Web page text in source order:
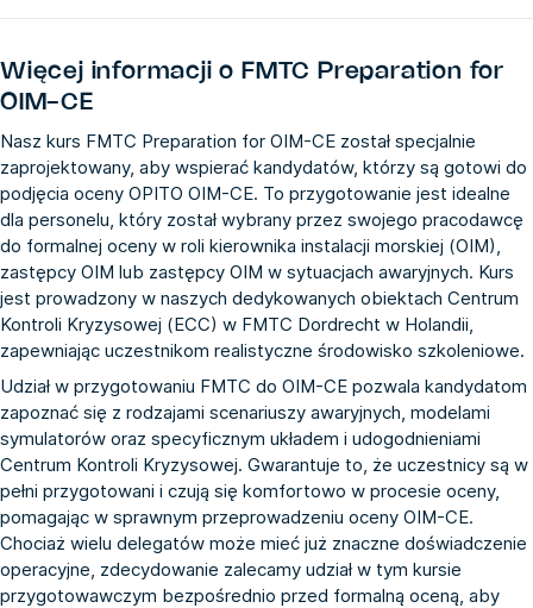
Więcej informacji o FMTC Preparation for
OIM-CE
Nasz kurs FMTC Preparation for OIM-CE został specjalnie
zaprojektowany, aby wspierać kandydatów, którzy są gotowi do
podjęcia oceny OPITO OIM-CE. To przygotowanie jest idealne
dla personelu, który został wybrany przez swojego pracodawcę
do formalnej oceny w roli kierownika instalacji morskiej (OIM),
zastępcy OIM lub zastępcy OIM w sytuacjach awaryjnych. Kurs
jest prowadzony w naszych dedykowanych obiektach Centrum
Kontroli Kryzysowej (ECC) w FMTC Dordrecht w Holandii,
zapewniając uczestnikom realistyczne środowisko szkoleniowe.
Udział w przygotowaniu FMTC do OIM-CE pozwala kandydatom
zapoznać się z rodzajami scenariuszy awaryjnych, modelami
symulatorów oraz specyficznym układem i udogodnieniami
Centrum Kontroli Kryzysowej. Gwarantuje to, że uczestnicy są w
pełni przygotowani i czują się komfortowo w procesie oceny,
pomagając w sprawnym przeprowadzeniu oceny OIM-CE.
Chociaż wielu delegatów może mieć już znaczne doświadczenie
operacyjne, zdecydowanie zalecamy udział w tym kursie
przygotowawczym bezpośrednio przed formalną oceną, aby